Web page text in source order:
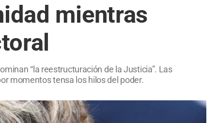
mientras
“la reestructuración de la Justicia”. Las
momentos tensa los hilos del poder.